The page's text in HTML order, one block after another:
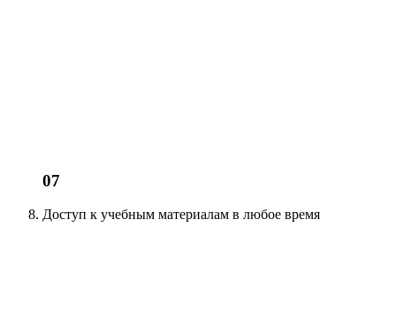
07
Доступ к учебным материалам в любое время